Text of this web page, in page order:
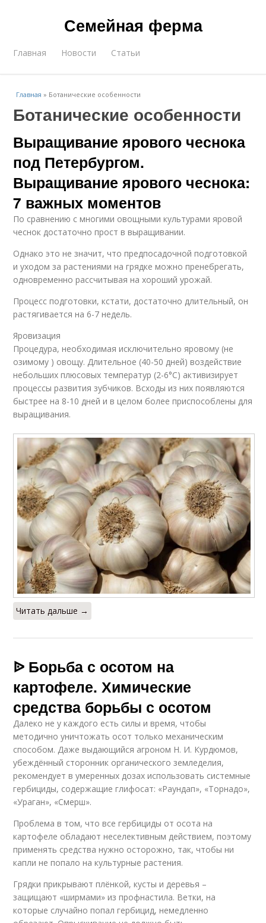
Семейная ферма
Главная Новости Статьи
Главная » Ботанические особенности
Ботанические особенности
Выращивание ярового чеснока
под Петербургом.
Выращивание ярового чеснока:
7 важных моментов
По сравнению с многими овощными культурами яровой
чеснок достаточно прост в выращивании.
Однако это не значит, что предпосадочной подготовкой
и уходом за растениями на грядке можно пренебрегать,
одновременно рассчитывая на хороший урожай.
Процесс подготовки, кстати, достаточно длительный, он
растягивается на 6-7 недель.
Яровизация
Процедура, необходимая исключительно яровому (не
озимому ) овощу. Длительное (40-50 дней) воздействие
небольших плюсовых температур (2-6°С) активизирует
процессы развития зубчиков. Всходы из них появляются
быстрее на 8-10 дней и в целом более приспособлены для
выращивания.
Читать дальше →
ᐉ Борьба с осотом на
картофеле. Химические
средства борьбы с осотом
Далеко не у каждого есть силы и время, чтобы
методично уничтожать осот только механическим
способом. Даже выдающийся агроном Н. И. Курдюмов,
убеждённый сторонник органического земледелия,
рекомендует в умеренных дозах использовать системные
гербициды, содержащие глифосат: «Раундап», «Торнадо»,
«Ураган», «Смерш».
Проблема в том, что все гербициды от осота на
картофеле обладают неселективным действием, поэтому
применять средства нужно осторожно, так, чтобы ни
капли не попало на культурные растения.
Грядки прикрывают плёнкой, кусты и деревья –
защищают «ширмами» из профнастила. Ветки, на
которые случайно попал гербицид, немедленно